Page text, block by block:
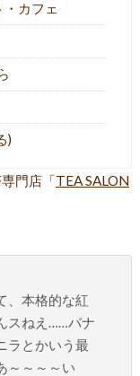
カフェ
)
門店「TEA SALON
、本格的な紅
スねえ……バナ
ラとかいう最
～～～～い